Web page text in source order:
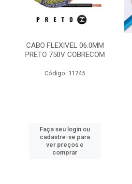
CABO FLEXIVEL 06.0MM
PRETO 750V COBRECOM
Código: 11745
Faça seu login ou
cadastre-se para
ver preços e
comprar